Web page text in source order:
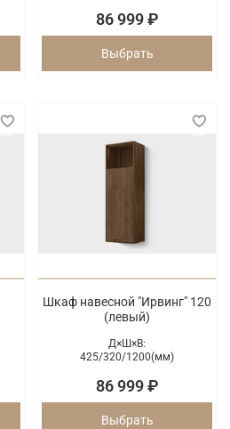
86 999 ₽
Выбрать
Шкаф навесной "Ирвинг" 120
(левый)
Д×Ш×В:
425/320/1200(мм)
86 999 ₽
Выбрать